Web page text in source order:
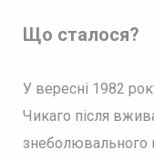
Що сталося?
У вересні 1982
Чикаго після
знеболювального